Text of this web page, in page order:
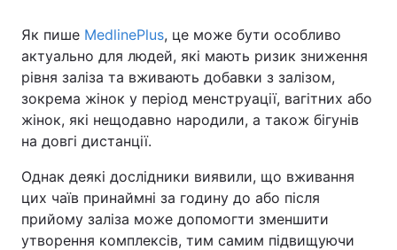
Як пише MedlinePlus, це може бути особливо
актуально для людей, які мають ризик зниження
рівня заліза та вживають добавки з залізом,
зокрема жінок у період менструації, вагітних або
жінок, які нещодавно народили, а також бігунів
на довгі дистанції.
Однак деякі дослідники виявили, що вживання
цих чаїв принаймні за годину до або після
прийому заліза може допомогти зменшити
утворення комплексів, тим самим підвищуючи